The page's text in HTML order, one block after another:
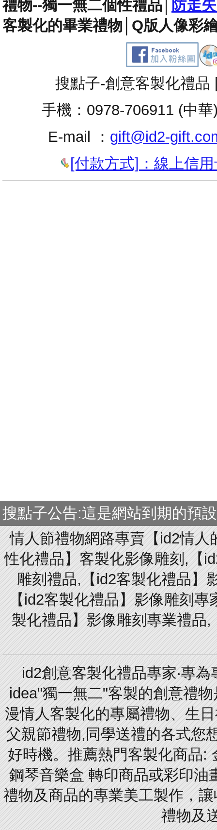
禮物--獨一無二個性禮品
防走
客製化的畢業禮物 Q版人像彩
搜點子-創意客製化禮
手機：0978-706911 (中
E-mail ： gift@id2-
[付款方式]：線上信
搜點子公告:這是網站到期的預
情人節禮物網路專賣【id2情
性化禮品】客製化影像雕刻,【
雕刻禮品,【id2客製化禮品】
【id2客製化禮品】影像雕刻
製化禮品】影像雕刻專業禮品
id2創意客製化禮品專家‧專
idea"獨一無二"客製的創意禮
漫情人客製化的專屬禮物、生
父親節禮物,同學送禮的各式您
好時機。推薦熱門客製化商品:
鋼琴音樂盒 轉印商品或彩印油
禮物及商品的專業美工製作，
禮物及